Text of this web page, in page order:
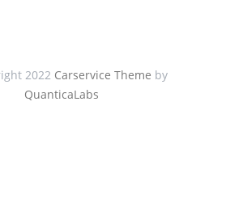
2022 Carservice Theme by
QuanticaLabs